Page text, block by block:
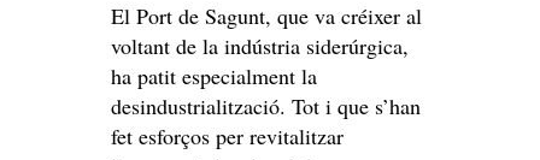
El Port de Sagunt, que va créixer al
voltant de la indústria siderúrgica,
ha patit especialment la
desindustrialització. Tot i que s’han
fet esforços per revitalitzar